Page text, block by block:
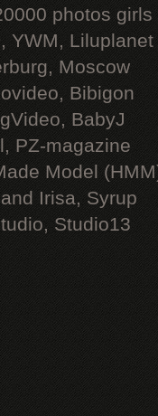
photos
YWM, Liluplanet
Moscow
Bibigon
BabyJ
PZ-magazine
Model
Irisa, Syrup
Studio13